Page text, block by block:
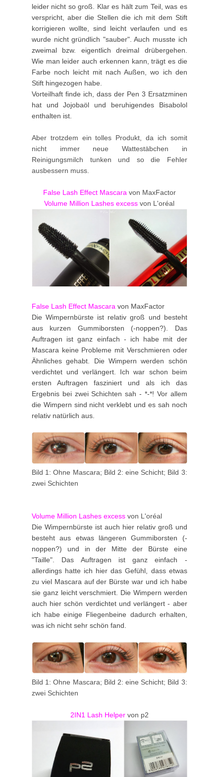
leider nicht so groß. Klar es hält zum Teil, was es
verspricht, aber die Stellen die ich mit dem Stift
korrigieren wollte, sind leicht verlaufen und es
wurde nicht gründlich "sauber". Auch musste ich
zweimal bzw. eigentlich dreimal drübergehen.
Wie man leider auch erkennen kann, trägt es die
Farbe noch leicht mit nach Außen, wo ich den
Stift hingezogen habe.
Vorteilhaft finde ich, dass der Pen 3 Ersatzminen
hat und Jojobaöl und beruhigendes Bisabolol
enthalten ist.
Aber trotzdem ein tolles Produkt, da ich somit
nicht immer neue Wattestäbchen in
Reinigungsmilch tunken und so die Fehler
ausbessern muss.
False Lash Effect Mascara von MaxFactor
Volume Million Lashes excessvon L'oréal
False Lash Effect Mascara von MaxFactor
Die Wimpernbürste ist relativ groß und besteht
aus kurzen Gummiborsten (-noppen?). Das
Auftragen ist ganz einfach - ich habe mit der
Mascara keine Probleme mit Verschmieren oder
Ähnliches gehabt. Die Wimpern werden schön
verdichtet und verlängert. Ich war schon beim
ersten Auftragen fasziniert und als ich das
Ergebnis bei zwei Schichten sah - *-*! Vor allem
die Wimpern sind nicht verklebt und es sah noch
relativ natürlich aus.
Bild 1: Ohne Mascara; Bild 2: eine Schicht; Bild 3:
zwei Schichten
Volume Million Lashes excess von L'oréal
Die Wimpernbürste ist auch hier relativ groß und
besteht aus etwas längeren Gummiborsten (-
noppen?) und in der Mitte der Bürste eine
"Taille". Das Auftragen ist ganz einfach -
allerdings hatte ich hier das Gefühl, dass etwas
zu viel Mascara auf der Bürste war und ich habe
sie ganz leicht verschmiert. Die Wimpern werden
auch hier schön verdichtet und verlängert - aber
ich habe einige Fliegenbeine dadurch erhalten,
was ich nicht sehr schön fand.
Bild 1: Ohne Mascara; Bild 2: eine Schicht; Bild 3:
zwei Schichten
2IN1 Lash Helpervon p2